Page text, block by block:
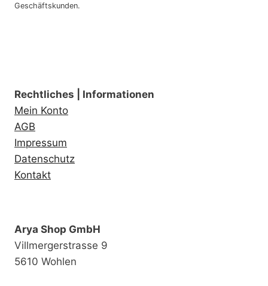
Geschäftskunden.
Rechtliches | Informationen
Mein Konto
AGB
Impressum
Datenschutz
Kontakt
Arya Shop GmbH
Villmergerstrasse 9
5610 Wohlen